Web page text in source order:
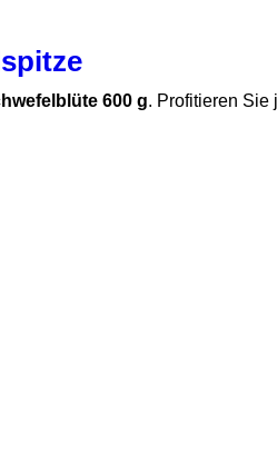
600 g. Profitieren Sie